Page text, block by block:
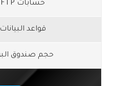
حسابات FTP
قواعد البيانات
حجم صندوق